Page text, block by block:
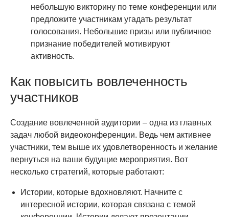
небольшую викторину по теме конференции или
предложите участникам угадать результат
голосования. Небольшие призы или публичное
признание победителей мотивируют
активность.
Как повысить вовлеченность
участников
Создание вовлеченной аудитории – одна из главных
задач любой видеоконференции. Ведь чем активнее
участники, тем выше их удовлетворенность и желание
вернуться на ваши будущие мероприятия. Вот
несколько стратегий, которые работают:
Истории, которые вдохновляют. Начните с
интересной истории, которая связана с темой